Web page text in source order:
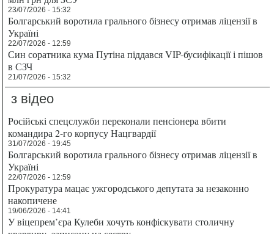
23/07/2026 - 15:32
Болгарський воротила грального бізнесу отримав ліцензії в
Україні
22/07/2026 - 12:59
Син соратника кума Путіна піддався VIP-бусифікації і пішов
в СЗЧ
21/07/2026 - 15:32
з відео
Російські спецслужби переконали пенсіонера вбити
командира 2-го корпусу Нацгвардії
31/07/2026 - 19:45
Болгарський воротила грального бізнесу отримав ліцензії в
Україні
22/07/2026 - 12:59
Прокуратура мацає ужгородського депутата за незаконно
накопичене
19/06/2026 - 14:41
У віцепрем’єра Кулеби хочуть конфіскувати столичну